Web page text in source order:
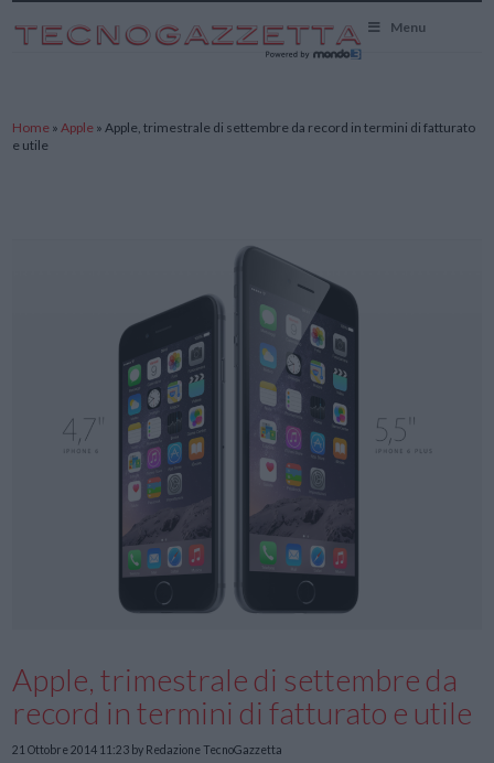
Menu
Home »Apple »Apple, trimestrale di settembre da record in termini di fatturato
e utile
Apple, trimestrale di settembre da
record in termini di fatturato e utile
21 Ottobre 2014 11:23 by Redazione TecnoGazzetta